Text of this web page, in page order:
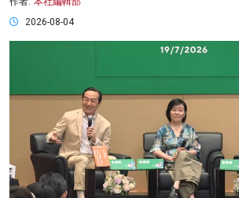
2026-08-04